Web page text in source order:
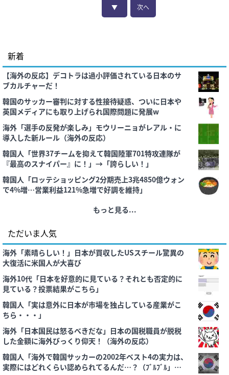
▼ 次へ
新着
【海外の反応】デコトラは過小評価されている日本のサ
ブカルチャーだ！
韓国のサッカー審判に対する性接待疑惑、ついに日本や
英国メディアにも取り上げられ国際問題に発展w
海外「選手の反発が楽しみ」モウリーニョがレアル・に
導入した新ルール（海外の反応）
韓国人「世界37チームを抑えて韓国陸軍701特攻連隊が
『最高のスナイパー』に！」→「誇らしい！」
韓国人「ロッテショッピング2分期売上3兆4850億ウォン
で4%増…営業利益121%急増で好調を維持」
もっと見る...
ただいま人気
海外「素晴らしい！」日本が買収したUSスチール驚異の
大復活に米国人が大喜び
海外10代「日本を好意的に見ている？それとも否定的に
見ている？投票結果がこちら」
韓国人「実は意外に日本が市場を独占している産業がこ
ちら・・・」
海外「日本国民は怒るべきだな」日本の国税職員が脱税
した金額に海外びっくり仰天！（海外の反応）
韓国人「海外で韓国サッカーの2002年ベスト4の実力は、
実際にはどれくらい認められてるんだ…？（ﾌﾞﾙﾌﾞﾙ」＝